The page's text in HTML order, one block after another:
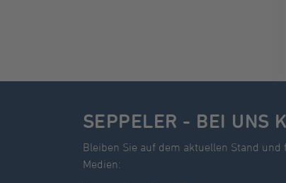
SEPPELER - BEI UNS
Bleiben Sie auf dem aktuellen Stand und
Medien: